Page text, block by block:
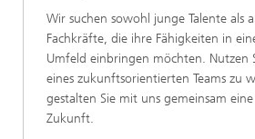
Wir suchen sowohl junge Talente als
Fachkräfte, die ihre Fähigkeiten in
Umfeld einbringen möchten. Nutzen
eines zukunftsorientierten Teams zu
gestalten Sie mit uns gemeinsam
Zukunft.